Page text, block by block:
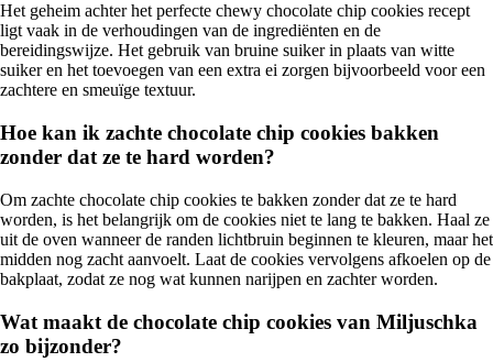
Het geheim achter het perfecte chewy chocolate chip cookies recept
ligt vaak in de verhoudingen van de ingrediënten en de
bereidingswijze. Het gebruik van bruine suiker in plaats van witte
suiker en het toevoegen van een extra ei zorgen bijvoorbeeld voor een
zachtere en smeuïge textuur.
Hoe kan ik zachte chocolate chip cookies bakken
zonder dat ze te hard worden?
Om zachte chocolate chip cookies te bakken zonder dat ze te hard
worden, is het belangrijk om de cookies niet te lang te bakken. Haal ze
uit de oven wanneer de randen lichtbruin beginnen te kleuren, maar het
midden nog zacht aanvoelt. Laat de cookies vervolgens afkoelen op de
bakplaat, zodat ze nog wat kunnen narijpen en zachter worden.
Wat maakt de chocolate chip cookies van Miljuschka
zo bijzonder?